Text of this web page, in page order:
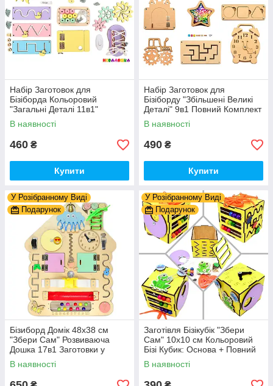
Набір Заготовок для
Бізіборда Кольоровий
"Загальні Деталі 11в1"
Базовий Комплект (+Клей,
Шурупи) Набiр Заготівель
для Бiзiкуба
В наявності
460 ₴
Купити
Набір Заготовок для
Бізіборду "Збільшені Великі
Деталі" 9в1 Повний Комплект
+ Всі Кріплення
В наявності
490 ₴
Купити
У Розібранному Виді
Подарунок
Бізиборд Домік 48x38 см
"Збери Сам" Розвиваюча
Дошка 17в1 Заготовки у
Разобранному вигляді +
Деталі та Фарба
В наявності
У Розібранному Виді
Подарунок
Заготівля Бізікубік "Збери
Сам" 10х10 см Кольоровий
Бізі Кубик: Основа + Повний
Комплект (в Розібраному
Виді) Кубік Бізи, Жовтий
В наявності